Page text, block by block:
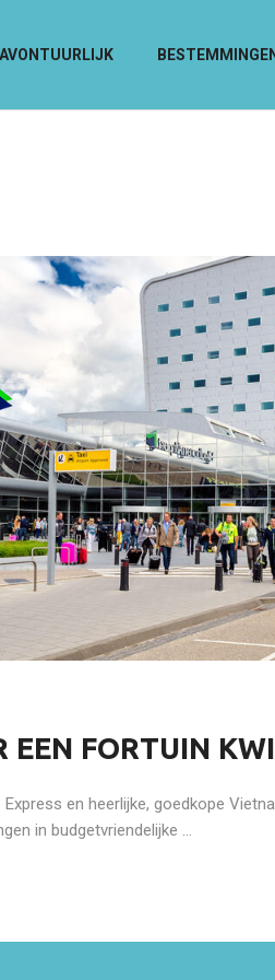
AVONTUURLIJK BESTEMMINGEN
EEN FORTUIN
en heerlijke, goedkope
in budgetvriendelijke ...
AVONTUURLIJK